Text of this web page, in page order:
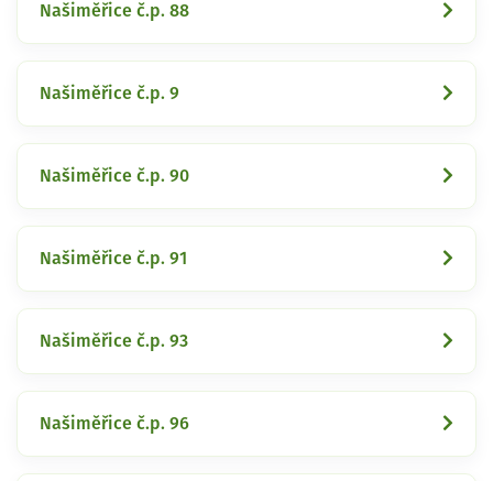
Našiměřice č.p. 88
Našiměřice č.p. 9
Našiměřice č.p. 90
Našiměřice č.p. 91
Našiměřice č.p. 93
Našiměřice č.p. 96